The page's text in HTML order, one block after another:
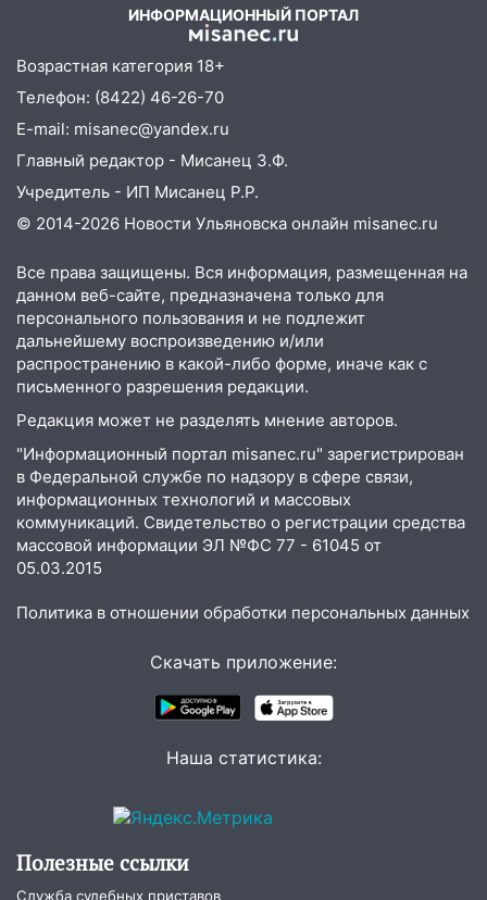
житель Вешкаймского района похитил у
знакомого 191 тысячу рублей
13:14
Ураган оторвал светофор на
проспекте Филатова в Ульяновске
13:12 Дерево пробило крышу дома на
Новгородской в Ульяновске и рухнуло
на электрощит
13:10
В Заволжском районе дерево
упало во дворе
13:08 Ураган ударил по Ульяновску:
сорванные крыши, поваленные деревья,
затопленные улицы и остановившиеся
трамваи
12:17
Ульяновск накрыл крупный град:
воду
12:12 Прокуратура взяла на контроль
ДТП с шестилетним ребёнком на улице
Федерации
шестилетнего ребёнка на улице
В Ульяновске ищут 37-летнего
мужчину, пропавшего ещё 19 июля
хаски: куда сходить в Ульяновской
Директора ульяновской
«Нефтяной топливной компании» будут
судить за неуплату 48,4 млн рублей
ИНФОРМАЦИОННЫЙ ПОРТАЛ
Возрастная категория 18+
Телефон: (8422) 46-26-70
E-mail: misanec@yandex.ru
Главный редактор - Мисанец З.Ф.
Учредитель - ИП Мисанец Р.Р.
© 2014-2026 Новости Ульяновска онлайн misanec.ru
Все права защищены. Вся информация, размещенная на
данном веб-сайте, предназначена только для
персонального пользования и не подлежит
дальнейшему воспроизведению и/или
распространению в какой-либо форме, иначе как с
письменного разрешения редакции.
Редакция может не разделять мнение авторов.
"Информационный портал misanec.ru" зарегистрирован
в Федеральной службе по надзору в сфере связи,
информационных технологий и массовых
коммуникаций. Свидетельство о регистрации средства
массовой информации ЭЛ №ФС 77 - 61045 от
05.03.2015
Политика в отношении обработки персональных данных
Скачать приложение:
Наша статистика:
Полезные ссылки
Служба судебных приставов